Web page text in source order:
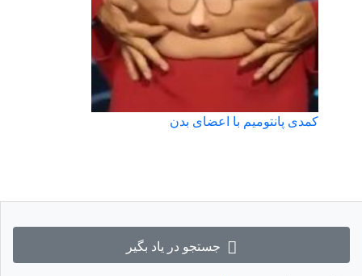
جستجو در یاد بگیر
کمدی پانتومیم با اعضای بدن